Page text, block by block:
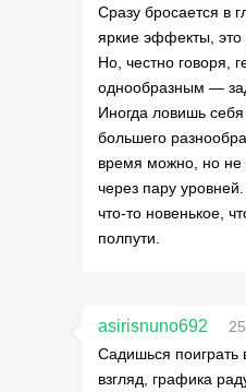
Сразу бросается в
яркие эффекты, это
Но, честно говоря,
однообразным —
Иногда ловишь
большего
время можно, но не
через пару
что-то новенькое,
полпути.
asirisnuno692
Садишься поиграть
взгляд, графика